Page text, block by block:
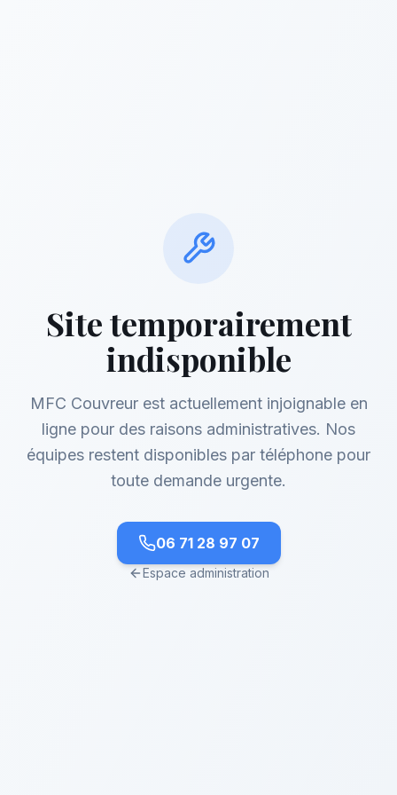
Site temporairement
indisponible
MFC Couvreur est actuellement injoignable en
ligne pour des raisons administratives. Nos
équipes restent disponibles par téléphone pour
toute demande urgente.
06 71 28 97 07
Espace administration